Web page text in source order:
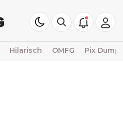
Hilarisch OMFG Pix Dump